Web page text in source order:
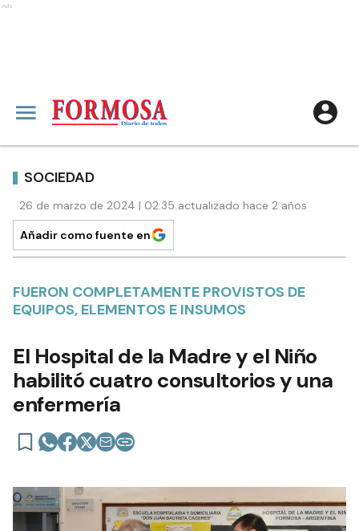
Ads
SOCIEDAD
26 de marzo de 2024 | 02:35 actualizado hace 2 años
Añadir como fuente en
FUERON COMPLETAMENTE PROVISTOS DE
EQUIPOS, ELEMENTOS E INSUMOS
El Hospital de la Madre y el Niño
habilitó cuatro consultorios y una
enfermería